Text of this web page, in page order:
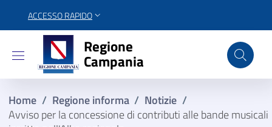
ACCESSO RAPIDO
Regione Campania
Regione
Campania
Home / Regione informa / Notizie /
Avviso per la concessione di contributi alle bande musicali